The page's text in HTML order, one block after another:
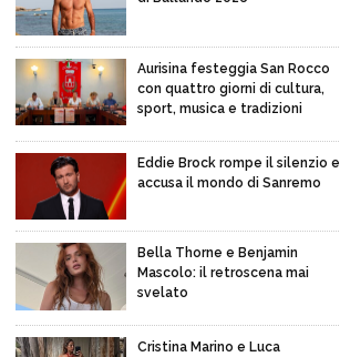
Aurisina festeggia San Rocco
con quattro giorni di cultura,
sport, musica e tradizioni
Eddie Brock rompe il silenzio e
accusa il mondo di Sanremo
Bella Thorne e Benjamin
Mascolo: il retroscena mai
svelato
Cristina Marino e Luca